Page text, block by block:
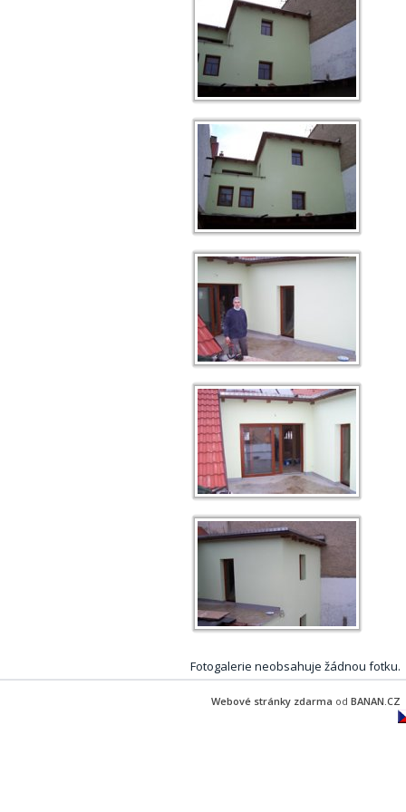
Fotogalerie neobsahuje žádnou fotku.
Webové stránky zdarma od BANAN.CZ